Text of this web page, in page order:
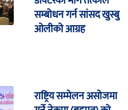
सम्बोधन गर्न सांसद खुस्बु
ओलीको आग्रह
राष्ट्रिय सम्मेलन असोजमा